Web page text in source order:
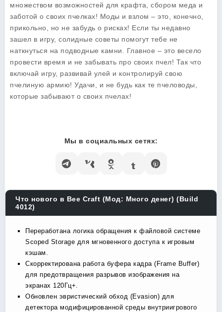
множеством возможностей для крафта, сбором меда и
заботой о своих пчелках! Моды и взлом – это, конечно,
прикольно, но не забудь о рисках! Если ты недавно
зашел в игру, солидные советы помогут тебе не
наткнуться на подводные камни. Главное – это весело
провести время и не забывать про своих пчел! Так что
включай игру, развивай улей и контролируй свою
пчелиную армию! Удачи, и не будь как те пчеловоды,
которые забывают о своих пчелах!
Мы в социальных сетях:
Что нового в Bee Craft (Мод: Много денег) (Build
4012)
Переработана логика обращения к файловой системе
Scoped Storage для мгновенного доступа к игровым
кэшам.
Скорректирована работа буфера кадра (Frame Buffer)
для предотвращения разрывов изображения на
экранах 120Гц+.
Обновлен эвристический обход (Evasion) для
детектора модифицированной среды внутриигрового